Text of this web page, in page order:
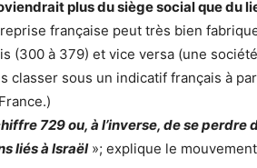
plus du siège social que du
française peut très bien
(300 à 379) et vice versa (une
classer sous un indicatif français à
729 ou, à l’inverse, de se perdre
liés à Israël »; explique le